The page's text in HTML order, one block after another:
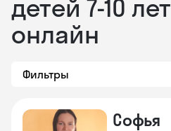
детей 7-10
онлайн
Фильтры
Софья